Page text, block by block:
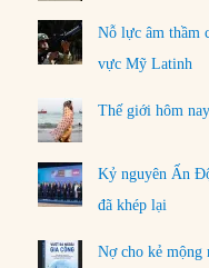
Nỗ lực âm thầm
vực Mỹ Latinh
Thế giới hôm
Kỷ nguyên Ấn
đã khép lại
Nợ cho kẻ mộng